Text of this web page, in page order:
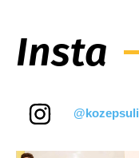
Insta
@kozepsuli